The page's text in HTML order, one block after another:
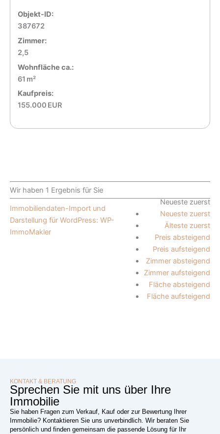
Objekt-ID:
387672
Zimmer:
2,5
Wohnfläche ca.:
61 m²
Kaufpreis:
155.000 EUR
Wir haben 1 Ergebnis für Sie
Neueste zuerst
Neueste zuerst
Älteste zuerst
Preis absteigend
Preis aufsteigend
Zimmer absteigend
Zimmer aufsteigend
Fläche absteigend
Fläche aufsteigend
Immobiliendaten-Import und
Darstellung für WordPress: WP-
ImmoMakler
KONTAKT & BERATUNG
Sprechen Sie mit uns über Ihre
Immobilie
Sie haben Fragen zum Verkauf, Kauf oder zur Bewertung Ihrer
Immobilie? Kontaktieren Sie uns unverbindlich. Wir beraten Sie
persönlich und finden gemeinsam die passende Lösung für Ihr